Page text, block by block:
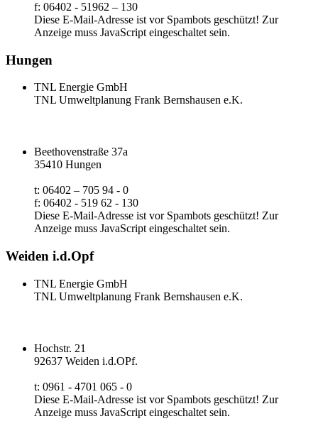
f: 06402 - 51962 – 130
Diese E-Mail-Adresse ist vor Spambots geschützt! Zur
Anzeige muss JavaScript eingeschaltet sein.
Hungen
TNL Energie GmbH
TNL Umweltplanung Frank Bernshausen e.K.
Beethovenstraße 37a
35410 Hungen
t: 06402 – 705 94 - 0
f: 06402 - 519 62 - 130
Diese E-Mail-Adresse ist vor Spambots geschützt! Zur
Anzeige muss JavaScript eingeschaltet sein.
Weiden i.d.Opf
TNL Energie GmbH
TNL Umweltplanung Frank Bernshausen e.K.
Hochstr. 21
92637 Weiden i.d.OPf.
t: 0961 - 4701 065 - 0
Diese E-Mail-Adresse ist vor Spambots geschützt! Zur
Anzeige muss JavaScript eingeschaltet sein.